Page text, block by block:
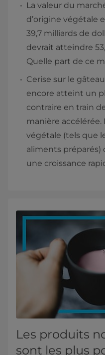
La valeur du
d’origine végétale
39,7 milliards de
devrait atteindre
Quelle part de ce
Cerise sur le
encore atteint un
contraire en train
manière accélérée.
végétale (tels que
aliments
une croissance
Les produits
sont les plus